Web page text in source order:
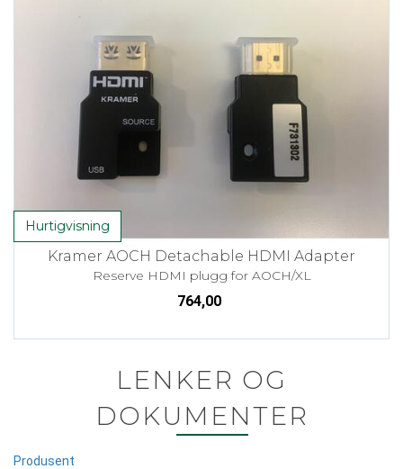
Hurtigvisning
Kramer AOCH Detachable HDMI Adapter
Reserve HDMI plugg for AOCH/XL
764,00
LENKER OG
DOKUMENTER
Produsent